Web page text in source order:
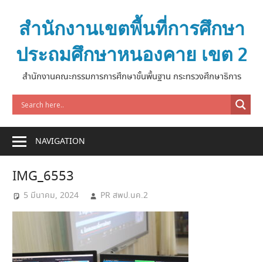
contentสำนักงานเขตพื้นที่การศึกษา
ประถมศึกษาหนองคาย เขต 2
สำนักงานคณะกรรมการการศึกษาขั้นพื้นฐาน กระทรวงศึกษาธิการ
NAVIGATION
IMG_6553
5 มีนาคม, 2024 PR สพป.นค.2